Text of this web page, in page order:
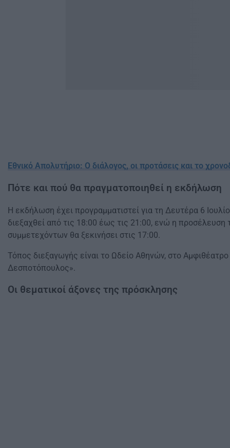
Εθνικό Απολυτήριο: Ο διάλογος, οι προτάσεις και το
Πότε και πού θα πραγματοποιηθεί η εκδήλωση
Η εκδήλωση έχει προγραμματιστεί για τη Δευτέρα 6
διεξαχθεί από τις 18:00 έως τις 21:00, ενώ η προσέλευση
συμμετεχόντων θα ξεκινήσει στις 17:00.
Τόπος διεξαγωγής είναι το Ωδείο Αθηνών, στο
Δεσποτόπουλος».
Οι θεματικοί άξονες της πρόσκλησης